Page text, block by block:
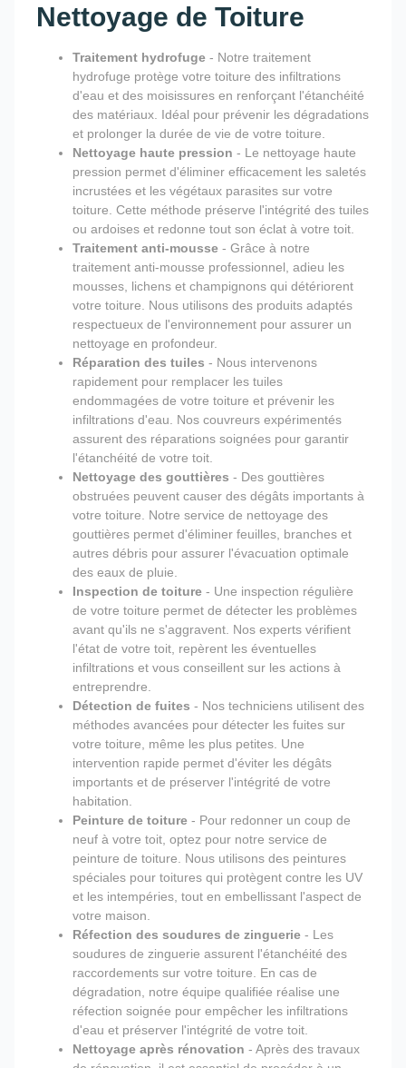
Nettoyage de Toiture
Traitement hydrofuge - Notre traitement
hydrofuge protège votre toiture des infiltrations
d'eau et des moisissures en renforçant l'étanchéité
des matériaux. Idéal pour prévenir les dégradations
et prolonger la durée de vie de votre toiture.
Nettoyage haute pression - Le nettoyage haute
pression permet d'éliminer efficacement les saletés
incrustées et les végétaux parasites sur votre
toiture. Cette méthode préserve l'intégrité des tuiles
ou ardoises et redonne tout son éclat à votre toit.
Traitement anti-mousse - Grâce à notre
traitement anti-mousse professionnel, adieu les
mousses, lichens et champignons qui détériorent
votre toiture. Nous utilisons des produits adaptés
respectueux de l'environnement pour assurer un
nettoyage en profondeur.
Réparation des tuiles - Nous intervenons
rapidement pour remplacer les tuiles
endommagées de votre toiture et prévenir les
infiltrations d'eau. Nos couvreurs expérimentés
assurent des réparations soignées pour garantir
l'étanchéité de votre toit.
Nettoyage des gouttières - Des gouttières
obstruées peuvent causer des dégâts importants à
votre toiture. Notre service de nettoyage des
gouttières permet d'éliminer feuilles, branches et
autres débris pour assurer l'évacuation optimale
des eaux de pluie.
Inspection de toiture - Une inspection régulière
de votre toiture permet de détecter les problèmes
avant qu'ils ne s'aggravent. Nos experts vérifient
l'état de votre toit, repèrent les éventuelles
infiltrations et vous conseillent sur les actions à
entreprendre.
Détection de fuites - Nos techniciens utilisent des
méthodes avancées pour détecter les fuites sur
votre toiture, même les plus petites. Une
intervention rapide permet d'éviter les dégâts
importants et de préserver l'intégrité de votre
habitation.
Peinture de toiture - Pour redonner un coup de
neuf à votre toit, optez pour notre service de
peinture de toiture. Nous utilisons des peintures
spéciales pour toitures qui protègent contre les UV
et les intempéries, tout en embellissant l'aspect de
votre maison.
Réfection des soudures de zinguerie - Les
soudures de zinguerie assurent l'étanchéité des
raccordements sur votre toiture. En cas de
dégradation, notre équipe qualifiée réalise une
réfection soignée pour empêcher les infiltrations
d'eau et préserver l'intégrité de votre toit.
Nettoyage après rénovation - Après des travaux